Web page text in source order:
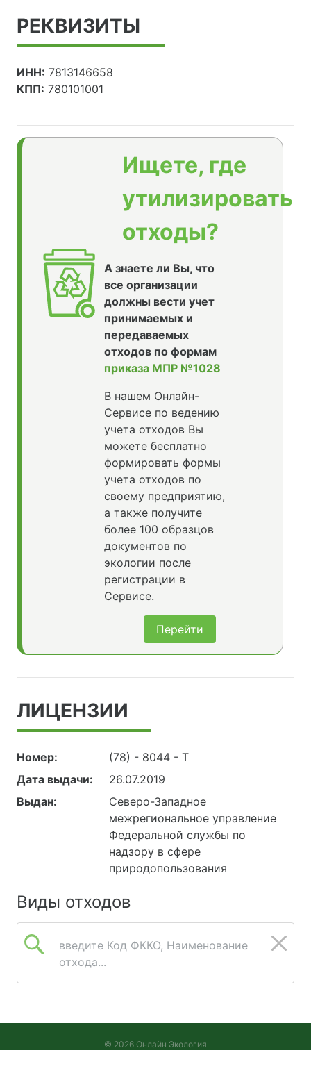
РЕКВИЗИТЫ
ИНН: 7813146658
КПП: 780101001
Ищете, где
утилизировать
отходы?
А знаете ли Вы, что
все организации
должны вести учет
принимаемых и
передаваемых
отходов по формам
приказа МПР №1028
В нашем Онлайн-
Сервисе по ведению
учета отходов Вы
можете бесплатно
формировать формы
учета отходов по
своему предприятию,
а также получите
более 100 образцов
документов по
экологии после
регистрации в
Сервисе.
Перейти
ЛИЦЕНЗИИ
Номер:
(78) - 8044 - Т
Дата выдачи:
26.07.2019
Выдан:
Северо-Западное
межрегиональное управление
Федеральной службы по
надзору в сфере
природопользования
Виды отходов
введите Код ФККО, Наименование
отхода...
© 2026 Онлайн Экология